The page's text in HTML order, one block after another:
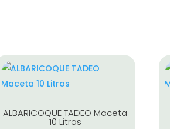
ALBARICOQUE TADEO Maceta
10 Litros